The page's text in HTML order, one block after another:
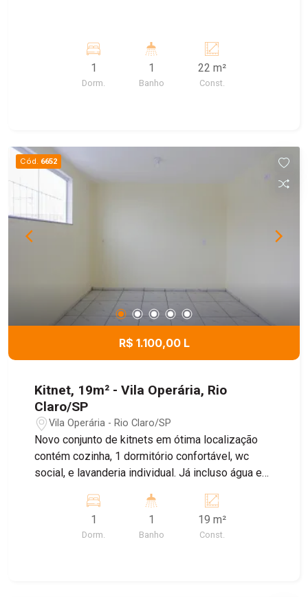
1
Dorm.
1
Banho
22 m²
Const.
Cód. 6652
R$ 1.100,00 L
Kitnet, 19m² - Vila Operária, Rio
Claro/SP
Vila Operária - Rio Claro/SP
Novo conjunto de kitnets em ótima localização
contém cozinha, 1 dormitório confortável, wc
social, e lavanderia individual. Já incluso água e
1
Dorm.
1
Banho
19 m²
Const.